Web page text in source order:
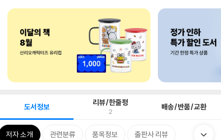
도서정보 리뷰/한줄평
2 배송/반품/교환
저자 소개 관련분류 품목정보 출판사 리뷰